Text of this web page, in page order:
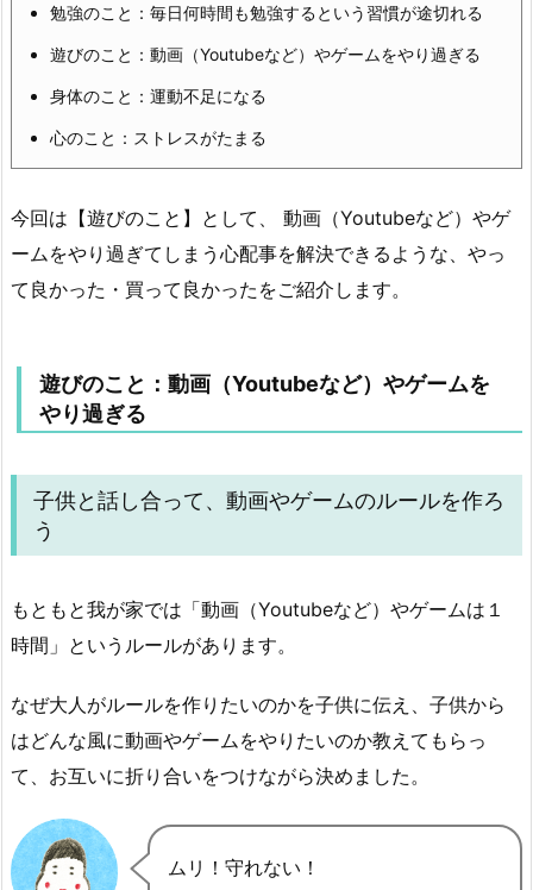
勉強のこと：毎日何時間も勉強するという習慣が途切れる
遊びのこと：動画（Youtubeなど）やゲームをやり過ぎる
身体のこと：運動不足になる
心のこと：ストレスがたまる
今回は【遊びのこと】として、 動画（Youtubeなど）やゲ
ームをやり過ぎてしまう心配事を解決できるような、やっ
て良かった・買って良かったをご紹介します。
遊びのこと：動画（Youtubeなど）やゲームを
やり過ぎる
子供と話し合って、動画やゲームのルールを作ろ
う
もともと我が家では「動画（Youtubeなど）やゲームは１
時間」というルールがあります。
なぜ大人がルールを作りたいのかを子供に伝え、子供から
はどんな風に動画やゲームをやりたいのか教えてもらっ
て、お互いに折り合いをつけながら決めました。
ムリ！守れない！